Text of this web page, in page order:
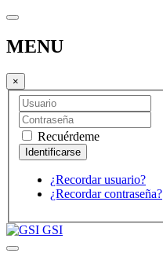
MENU
×
Recuérdeme
¿Recordar usuario?
¿Recordar contraseña?
GSI